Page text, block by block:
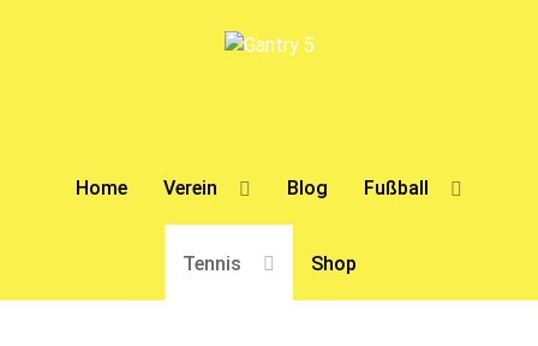
Home Verein Blog Fußball
Tennis Shop